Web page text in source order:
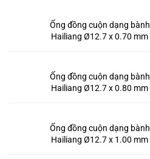
Ống đồng cuộn dạng bành
Hailiang Ø12.7 x 0.70 mm
Ống đồng cuộn dạng bành
Hailiang Ø12.7 x 0.80 mm
Ống đồng cuộn dạng bành
Hailiang Ø12.7 x 1.00 mm